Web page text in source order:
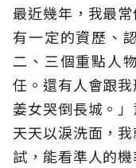
最近幾年，我最
有一定的資歷、
二、三個重點人
任。還有人會跟
姜女哭倒長城。
天天以淚洗面，
試，能看準人的